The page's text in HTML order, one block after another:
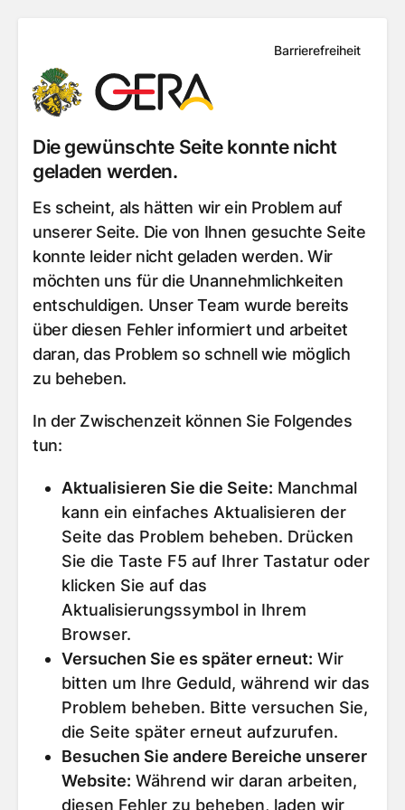
Barrierefreiheit
Die gewünschte Seite konnte nicht
geladen werden.
Es scheint, als hätten wir ein Problem auf
unserer Seite. Die von Ihnen gesuchte Seite
konnte leider nicht geladen werden. Wir
möchten uns für die Unannehmlichkeiten
entschuldigen. Unser Team wurde bereits
über diesen Fehler informiert und arbeitet
daran, das Problem so schnell wie möglich
zu beheben.
In der Zwischenzeit können Sie Folgendes
tun:
Aktualisieren Sie die Seite: Manchmal
kann ein einfaches Aktualisieren der
Seite das Problem beheben. Drücken
Sie die Taste F5 auf Ihrer Tastatur oder
klicken Sie auf das
Aktualisierungssymbol in Ihrem
Browser.
Versuchen Sie es später erneut: Wir
bitten um Ihre Geduld, während wir das
Problem beheben. Bitte versuchen Sie,
die Seite später erneut aufzurufen.
Besuchen Sie andere Bereiche unserer
Website: Während wir daran arbeiten,
diesen Fehler zu beheben, laden wir